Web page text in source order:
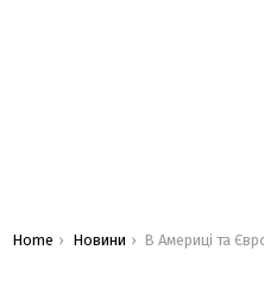
You are here:
Home Новини В Америці та Європі створять водневу інфраструктуру для вантажівок на паливних